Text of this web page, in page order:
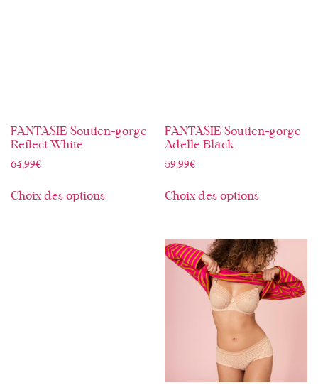
FANTASIE Soutien-gorge
Reflect White
64,99€
Choix des options
FANTASIE Soutien-gorge
Adelle Black
59,99€
Choix des options